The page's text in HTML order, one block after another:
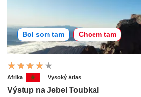
Bol som tam Chcem tam
Afrika Vysoký Atlas
Výstup na Jebel Toubkal